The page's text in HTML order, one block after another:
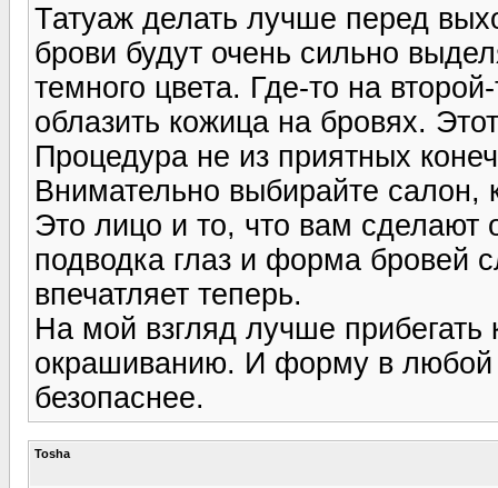
Татуаж делать лучше перед
брови будут очень сильно
темного цвета. Где-то на
облазить кожица на бровях.
Процедура не из приятных
Внимательно выбирайте салон,
Это лицо и то, что вам сделают
подводка глаз и форма бровей
впечатляет теперь.
На мой взгляд лучше
окрашиванию. И форму в любой
безопаснее.
Tosha